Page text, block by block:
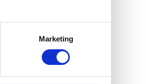
Marketing
& CO. KG